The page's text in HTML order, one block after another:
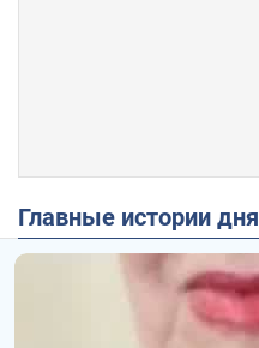
Главные истории дня